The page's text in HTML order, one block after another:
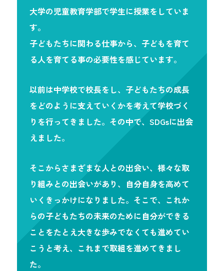
大学の児童教育学部で学生に授業をしていま
す。
子どもたちに関わる仕事から、子どもを育て
る人を育てる事の必要性を感じています。
以前は中学校で校長をし、子どもたちの成長
をどのように支えていくかを考えて学校づく
りを行ってきました。その中で、SDGsに出会
えました。
そこからさまざまな人との出会い、様々な取
り組みとの出会いがあり、自分自身を高めて
いくきっかけになりました。そこで、これか
らの子どもたちの未来のために自分ができる
ことをたとえ大きな歩みでなくても進めてい
こうと考え、これまで取組を進めてきまし
た。